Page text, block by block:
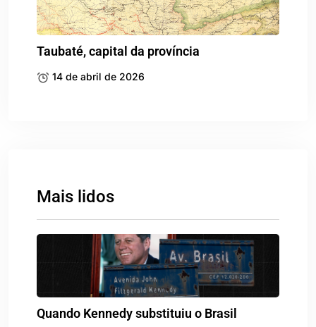
Taubaté, capital da província
14 de abril de 2026
Mais lidos
Quando Kennedy substituiu o Brasil